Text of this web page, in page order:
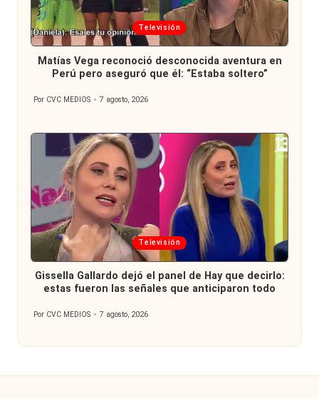
Publicada
en
Televisión
Matías Vega reconoció desconocida aventura en
Perú pero aseguró que él: “Estaba soltero”
Publicado
Por CVC MEDIOS 7 agosto, 2026
Publicada
en
Televisión
Gissella Gallardo dejó el panel de Hay que decirlo:
estas fueron las señales que anticiparon todo
Publicado
Por CVC MEDIOS 7 agosto, 2026